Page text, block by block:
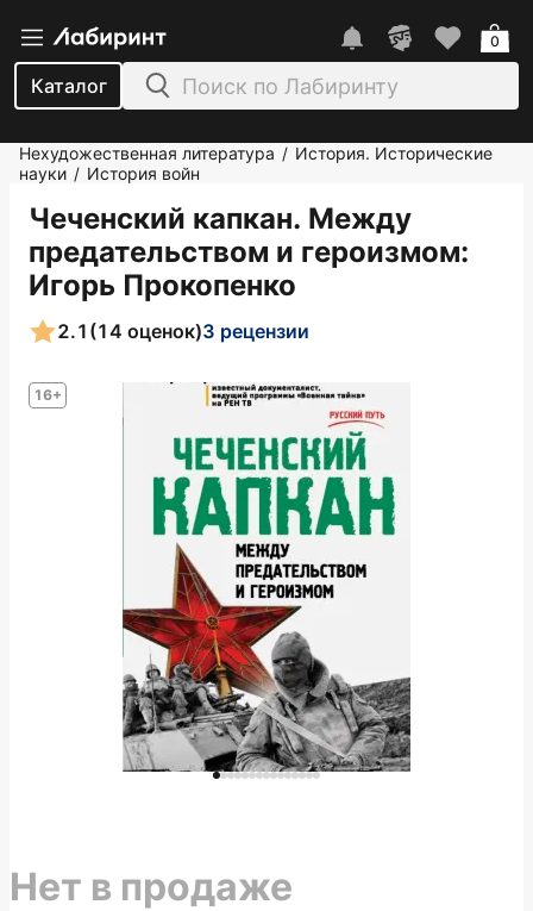
Каталог
0
Нехудожественная литература / История. Исторические
науки / История войн
Чеченский капкан. Между
предательством и героизмом:
Игорь Прокопенко
16+
2.1 (14 оценок)3 рецензии
Нет в продаже